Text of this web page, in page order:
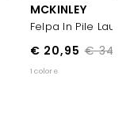
MCKINLEY
Felpa In Pile Laura
€
€ 20,95
1 colore